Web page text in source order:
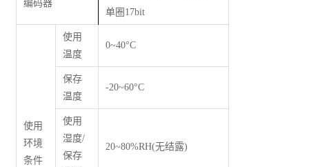
编码器
单圈17bit
使用
环境
条件
使用
温度
0~40°C
保存
温度
-20~60°C
使用
湿度/
保存
20~80%RH(无结露)